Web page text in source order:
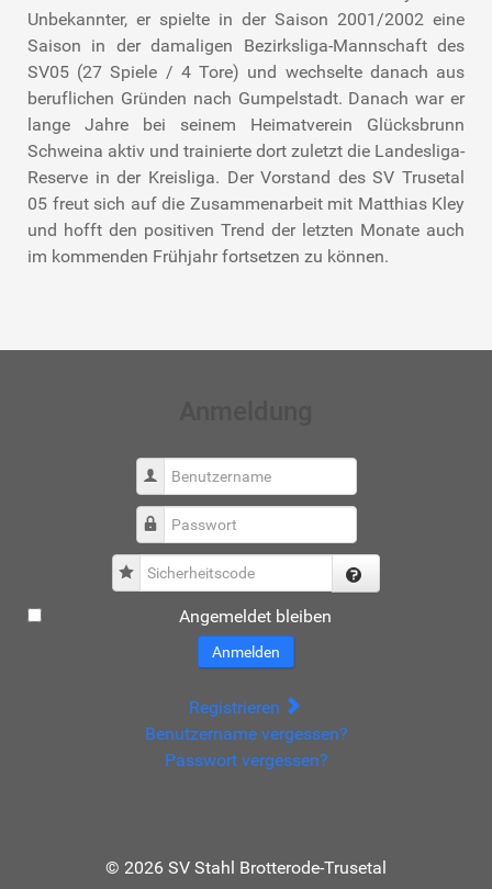
Unbekannter, er spielte in der Saison 2001/2002 eine
Saison in der damaligen Bezirksliga-Mannschaft des
SV05 (27 Spiele / 4 Tore) und wechselte danach aus
beruflichen Gründen nach Gumpelstadt. Danach war er
lange Jahre bei seinem Heimatverein Glücksbrunn
Schweina aktiv und trainierte dort zuletzt die Landesliga-
Reserve in der Kreisliga. Der Vorstand des SV Trusetal
05 freut sich auf die Zusammenarbeit mit Matthias Kley
und hofft den positiven Trend der letzten Monate auch
im kommenden Frühjahr fortsetzen zu können.
Benutzername
Passwort
Sicherheitscode
Angemeldet bleiben
Anmelden
Registrieren
Benutzername vergessen?
Passwort vergessen?
© 2026 SV Stahl Brotterode-Trusetal